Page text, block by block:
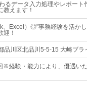
るデータ入力処理やレポー
えます！
Excel）◎"事務経験を活かし
迎！
品川区北品川5-5-15 大崎ブラ
※経験・能力により、優遇い